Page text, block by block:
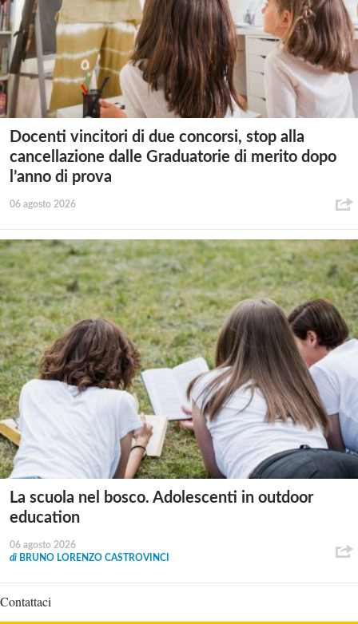
Docenti vincitori di due concorsi, stop alla
cancellazione dalle Graduatorie di merito dopo
l’anno di prova
06 agosto 2026
La scuola nel bosco. Adolescenti in outdoor
education
06 agosto 2026
di BRUNO LORENZO CASTROVINCI
Contattaci